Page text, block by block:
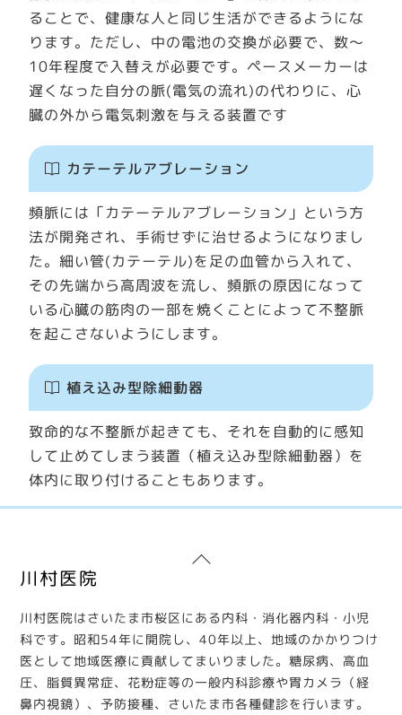
ることで、健康な人と同じ生活ができるようにな
ります。ただし、中の電池の交換が必要で、数～
10年程度で入替えが必要です。ペースメーカーは
遅くなった自分の脈(電気の流れ)の代わりに、心
臓の外から電気刺激を与える装置です
カテーテルアブレーション
頻脈には「カテーテルアブレーション」という方
法が開発され、手術せずに治せるようになりまし
た。細い管(カテーテル)を足の血管から入れて、
その先端から高周波を流し、頻脈の原因になって
いる心臓の筋肉の一部を焼くことによって不整脈
を起こさないようにします。
植え込み型除細動器
致命的な不整脈が起きても、それを自動的に感知
して止めてしまう装置（植え込み型除細動器）を
体内に取り付けることもあります。
Back
川村医院
川村医院はさいたま市桜区にある内科・消化器内科・小児
科です。昭和54年に開院し、40年以上、地域のかかりつけ
医として地域医療に貢献してまいりました。糖尿病、高血
圧、脂質異常症、花粉症等の一般内科診療や胃カメラ（経
鼻内視鏡）、予防接種、さいたま市各種健診を行います。